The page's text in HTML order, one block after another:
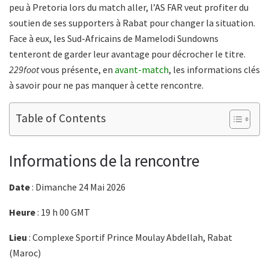
peu à Pretoria lors du match aller, l’AS FAR veut profiter du
soutien de ses supporters à Rabat pour changer la situation.
Face à eux, les Sud-Africains de Mamelodi Sundowns
tenteront de garder leur avantage pour décrocher le titre.
229footvous présente, en avant-match, les informations clés
à savoir pour ne pas manquer à cette rencontre.
Table of Contents
Informations de la rencontre
Date: Dimanche 24 Mai 2026
Heure: 19 h 00 GMT
Lieu : Complexe Sportif Prince Moulay Abdellah, Rabat
(Maroc)